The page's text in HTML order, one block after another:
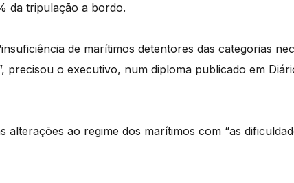
da tripulação a bordo.
de marítimos detentores das categorias
precisou o executivo, num diploma publicado em
ao regime dos marítimos com “as